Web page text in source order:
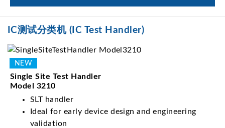
IC测试分类机 (IC Test Handler)
Single Site Test Handler
Model 3210
SLT handler
Ideal for early device design and engineering
validation